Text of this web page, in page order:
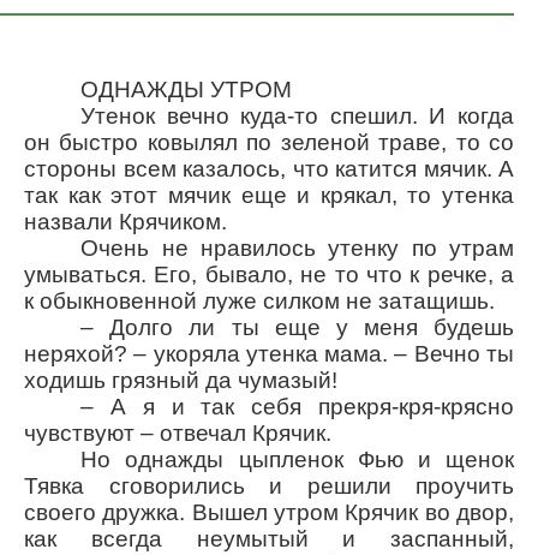
ОДНАЖДЫ УТРОМ
Утенок вечно куда-то спешил. И когда
он быстро ковылял по зеленой траве, то со
стороны всем казалось, что катится мячик. А
так как этот мячик еще и крякал, то утенка
назвали Крячиком.
Очень не нравилось утенку по утрам
умываться. Его, бывало, не то что к речке, а
к обыкновенной луже силком не затащишь.
– Долго ли ты еще у меня будешь
неряхой? – укоряла утенка мама. – Вечно ты
ходишь грязный да чумазый!
– А я и так себя прекря-кря-крясно
чувствуют – отвечал Крячик.
Но однажды цыпленок Фью и щенок
Тявка сговорились и решили проучить
своего дружка. Вышел утром Крячик во двор,
как всегда неумытый и заспанный,